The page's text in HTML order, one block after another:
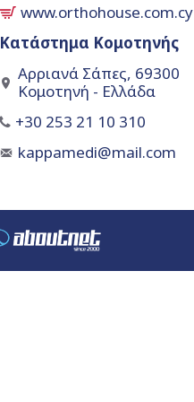
www.orthohouse.com.cy
Κατάστημα Κομοτηνής
Αρριανά Σάπες, 69300
Κομοτηνή - Ελλάδα
+30 253 21 10 310
kappamedi@mail.com